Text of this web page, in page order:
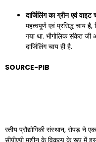
दार्जिलिंग का ग्रीन एवं वाइट
महत्वपूर्ण एवं प्रसिद्ध चाय
गया था. भौगोलिक संकेत जी
दार्जिलिंग चाय ही है.
SOURCE-PIB
रतीय प्रौद्योगिकी संस्थान, रोपड़ ने
सीपीएपी मशीन के विकल्प के रूप में